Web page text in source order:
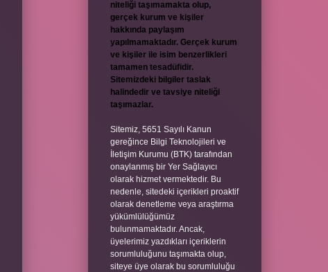
niteliği taşımamakta olup,
gerçek kurum ve kişiler
hakkında paylaşım
yapılmamaktadır. Gerçek kurum
ve kişiler ile isim benzerlikleri
tamamen tesadüfidir.
Sitemizdeki bilgiler taslak
halindedir ve tavsiye niteliği
taşımazlar.
Sitemiz, 5651 Sayılı Kanun
gereğince Bilgi Teknolojileri ve
İletişim Kurumu (BTK) tarafından
onaylanmış bir Yer Sağlayıcı
olarak hizmet vermektedir. Bu
nedenle, sitedeki içerikleri proaktif
olarak denetleme veya araştırma
yükümlülüğümüz
bulunmamaktadır. Ancak,
üyelerimiz yazdıkları içeriklerin
sorumluluğunu taşımakta olup,
siteye üye olarak bu sorumluluğu